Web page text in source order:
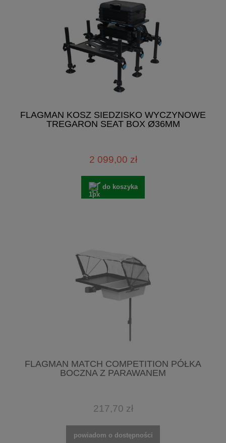
FLAGMAN KOSZ SIEDZISKO WYCZYNOWE
TREGARON SEAT BOX Ø36MM
2 099,00 zł
do koszyka
FLAGMAN MATCH COMPETITION PÓŁKA
BOCZNA Z PARAWANEM
217,70 zł
powiadom o dostępności